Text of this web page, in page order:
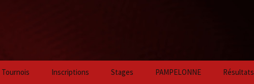
Tournois Inscriptions Stages PAMPELONNE Résultats